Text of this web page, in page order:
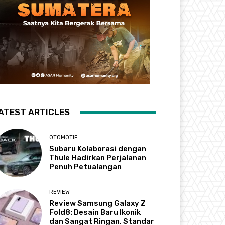
ARTICLES
OTOMOTIF
Subaru Kolaborasi dengan
Thule Hadirkan Perjalanan
Penuh Petualangan
REVIEW
Review Samsung Galaxy Z
Fold8: Desain Baru Ikonik
dan Sangat Ringan, Standar